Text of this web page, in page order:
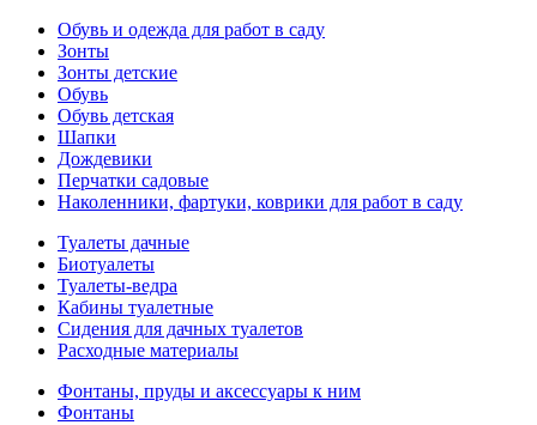
Обувь и одежда для работ в саду
Зонты
Зонты детские
Обувь
Обувь детская
Шапки
Дождевики
Перчатки садовые
Наколенники, фартуки, коврики для работ в саду
Туалеты дачные
Биотуалеты
Туалеты-ведра
Кабины туалетные
Сидения для дачных туалетов
Расходные материалы
Фонтаны, пруды и аксессуары к ним
Фонтаны